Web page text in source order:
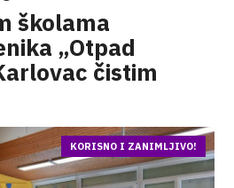
školama
„Otpad
čistim
KORISNO I ZANIMLJIVO!